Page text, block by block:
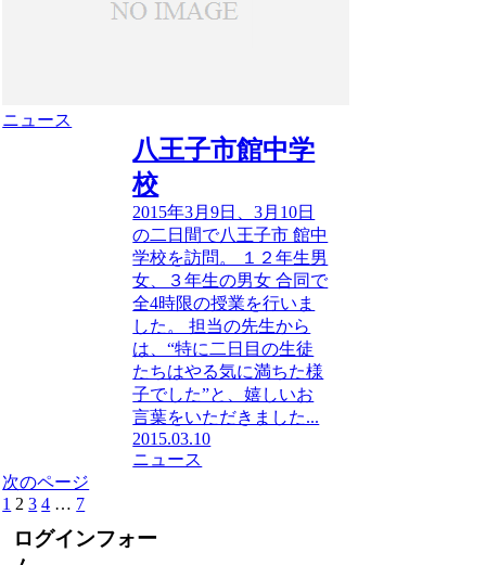
ニュース
八王子市館中学
校
2015年3月9日、3月10日
の二日間で八王子市 館中
学校を訪問。 １２年生男
女、３年生の男女 合同で
全4時限の授業を行いま
した。 担当の先生から
は、“特に二日目の生徒
たちはやる気に満ちた様
子でした”と、嬉しいお
言葉をいただきました...
2015.03.10
ニュース
次のページ
1 2 3 4 … 7
ログインフォー